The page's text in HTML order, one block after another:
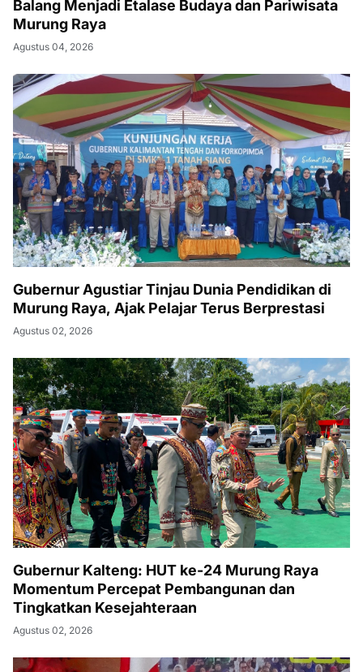
Balang Menjadi Etalase Budaya dan Pariwisata
Murung Raya
Agustus 04, 2026
Gubernur Agustiar Tinjau Dunia Pendidikan di
Murung Raya, Ajak Pelajar Terus Berprestasi
Agustus 02, 2026
Gubernur Kalteng: HUT ke-24 Murung Raya
Momentum Percepat Pembangunan dan
Tingkatkan Kesejahteraan
Agustus 02, 2026